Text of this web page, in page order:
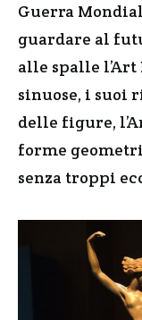
Guerra
guardare al
alle spalle l’Art
sinuose, i suoi
delle figure,
forme
senza troppi